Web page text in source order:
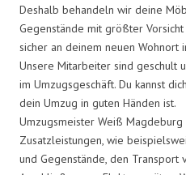
Deshalb behandeln wir deine
Gegenstände mit größter
sicher an deinem neuen Wohnort
Unsere Mitarbeiter sind geschult
im Umzugsgeschäft. Du kannst
dein Umzug in guten Händen ist.
Umzugsmeister Weiß
Zusatzleistungen, wie
und Gegenstände, den Transport